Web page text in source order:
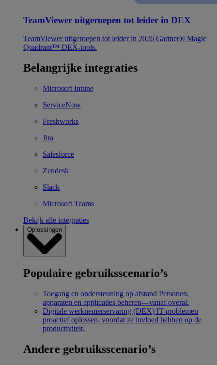
TeamViewer uitgeroepen tot leider in DEX
TeamViewer uitgeroepen tot leider in 2026 Gartner® Magic
Quadrant™ DEX-tools.
Belangrijke integraties
Microsoft Intune
ServiceNow
Freshworks
Jira
Salesforce
Zendesk
Slack
Microsoft Teams
Bekijk alle integraties
Oplossingen
Populaire gebruiksscenario’s
Toegang en ondersteuning op afstand Personen,
apparaten en applicaties beheren—vanaf overal.
Digitale werknemerservaring (DEX) IT-problemen
proactief oplossen, voordat ze invloed hebben op de
productiviteit.
Andere gebruiksscenario’s